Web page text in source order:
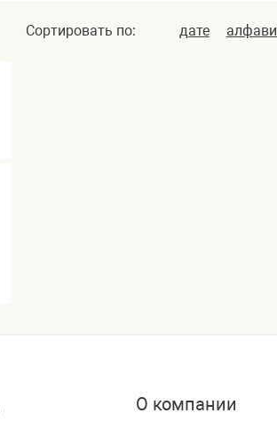
Сортировать по: дате
О компании